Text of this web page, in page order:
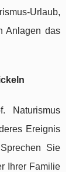
Urlaub,
Anlagen das
Naturismus
Ereignis
Sie
Ihrer Familie